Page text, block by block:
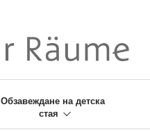
Обзавеждане на детска
стая